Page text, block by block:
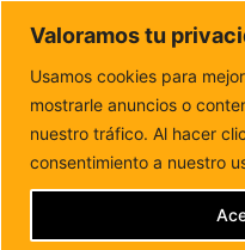
Valoramos tu
Usamos cookies para
mostrarle anuncios o
nuestro tráfico. Al hacer
consentimiento a nuestro
Tu
Inicio FUERTEVENTURA
Mundial de la Lucha Contra
EL